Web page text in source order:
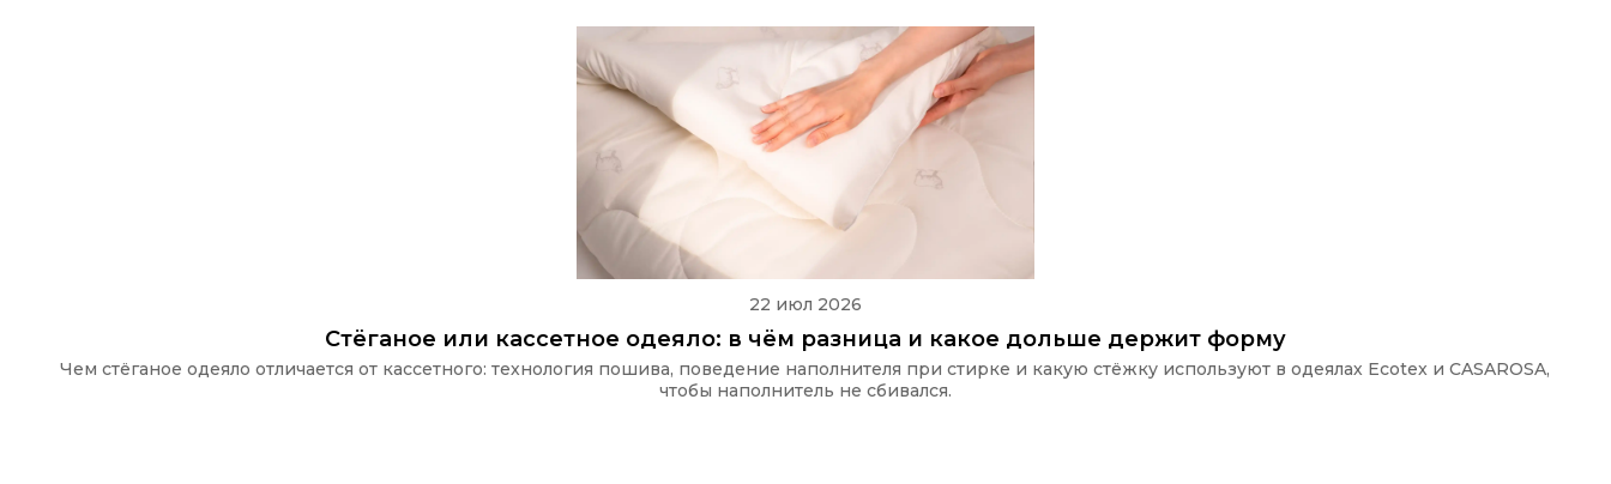
22 июл 2026
Стёганое или кассетное одеяло: в чём разница и какое дольше держит форму
Чем стёганое одеяло отличается от кассетного: технология пошива, поведение наполнителя при стирке и какую стёжку используют в одеялах Ecotex и CASAROSA,
чтобы наполнитель не сбивался.